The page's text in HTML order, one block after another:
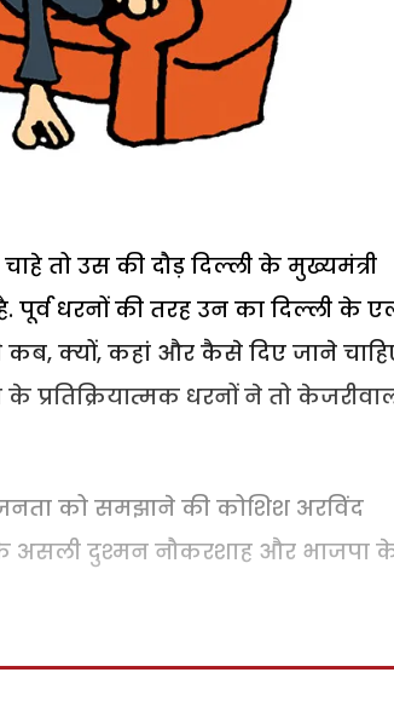
तो उस की दौड़ दिल्ली के मुख्यमंत्री
पूर्व धरनों की तरह उन का दिल्ली के
कब, क्यों, कहां और कैसे दिए जाने
प्रतिक्रियात्मक धरनों ने तो
को समझाने की कोशिश अरविंद
असली दुश्मन नौकरशाह और भाजपा